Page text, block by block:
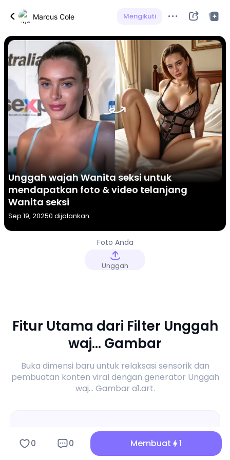
Marcus Cole Mengikuti
Unggah wajah Wanita seksi untuk
mendapatkan foto & video telanjang
Wanita seksi
Sep 19, 20250 dijalankan
Foto Anda
Unggah
Fitur Utama dari Filter Unggah
waj... Gambar
Buka dimensi baru untuk relaksasi sensorik dan
pembuatan konten viral dengan generator Unggah
waj... Gambar a1.art.
0 0 Membuat 1